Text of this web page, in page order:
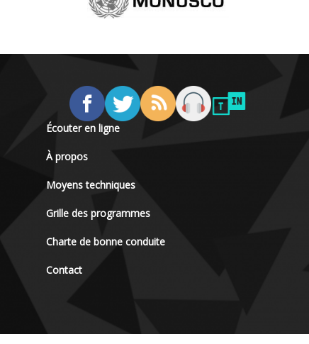
Écouter en ligne
À propos
Moyens techniques
Grille des programmes
Charte de bonne conduite
Contact